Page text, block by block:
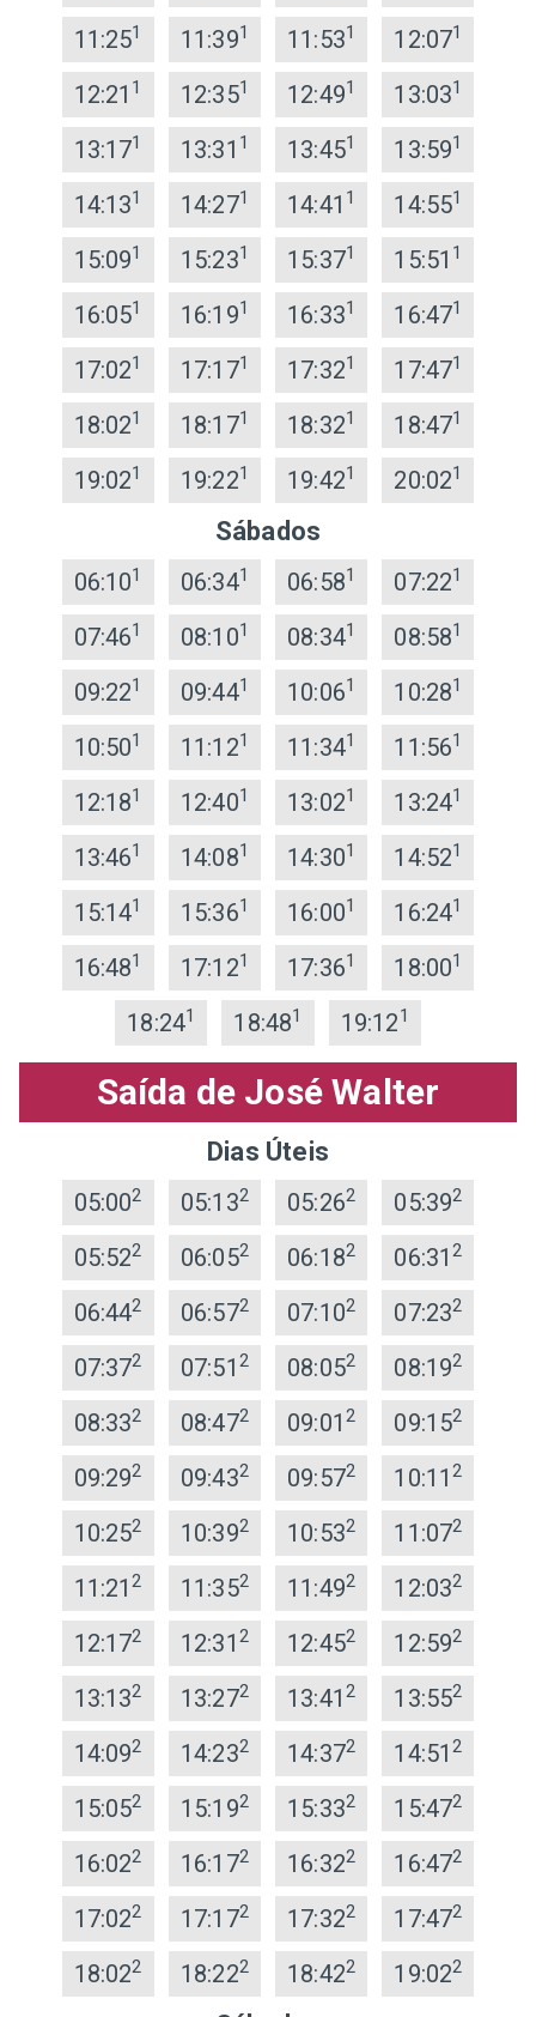
11:251 11:391 11:531 12:071
12:21 1 12:351 12:491 13:031
13:171 13:31 1 13:451 13:591
14:131 14:271 14:41 1 14:551
15:091 15:231 15:371 15:51 1
16:051 16:191 16:331 16:471
17:021 17:171 17:321 17:471
18:021 18:171 18:321 18:471
19:021 19:221 19:421 20:021
Sábados
06:101 06:341 06:581 07:221
07:461 08:101 08:341 08:581
09:221 09:441 10:061 10:281
10:501 11:121 11:341 11:561
12:181 12:401 13:021 13:241
13:461 14:081 14:301 14:521
15:141 15:361 16:001 16:241
16:481 17:121 17:361 18:001
18:241 18:481 19:121
Saída de José Walter
Dias Úteis
05:002 05:132 05:262 05:392
05:522 06:052 06:182 06:312
06:442 06:572 07:102 07:232
07:372 07:51 2 08:052 08:192
08:332 08:472 09:01 2 09:152
09:292 09:432 09:572 10:112
10:252 10:392 10:532 11:072
11:212 11:352 11:492 12:032
12:172 12:31 2 12:452 12:592
13:132 13:272 13:41 2 13:552
14:092 14:232 14:372 14:512
15:052 15:192 15:332 15:472
16:022 16:172 16:322 16:472
17:022 17:172 17:322 17:472
18:022 18:222 18:422 19:022